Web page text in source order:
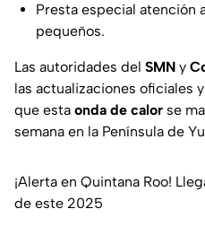
Presta especial atención
pequeños.
Las autoridades del SMN y
las actualizaciones oficiales
que esta onda de calor se
semana en la Península de
¡Alerta en Quintana Roo!
de este 2025